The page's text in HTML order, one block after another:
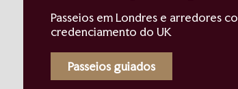
Passeios em Londres e arredores
credenciamento do UK
Passeios guiados